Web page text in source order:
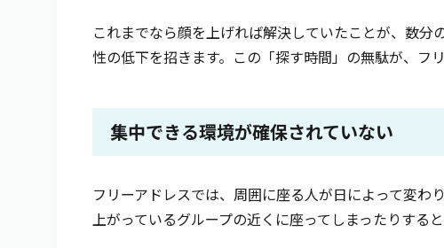
これまでなら顔を上げれば解決していたことが、数
性の低下を招きます。この「探す時間」の無駄が、フ
集中できる環境が確保されていない
フリーアドレスでは、周囲に座る人が日によって変わ
上がっているグループの近くに座ってしまったりする